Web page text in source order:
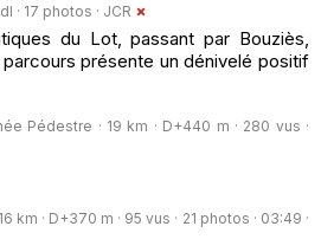
· 17 photos · JCR
du Lot, passant par Bouziès,
présente un dénivelé positif
Pédestre · 19 km · D+440 m · 280 vus ·
km · D+370 m · 95 vus · 21 photos · 03:49 ·